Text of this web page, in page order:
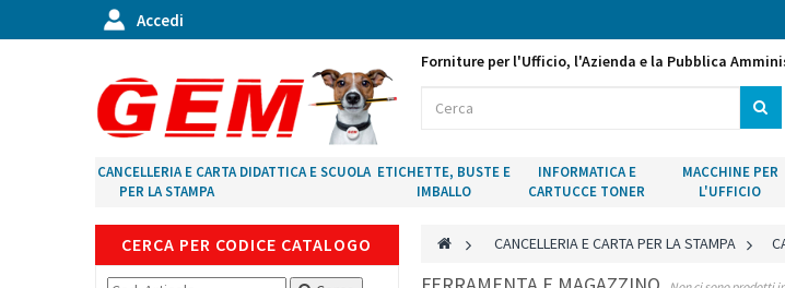
Accedi
Forniture per l'Ufficio, l'Azienda e la Pubblica
CANCELLERIA E CARTA
PER LA STAMPA
DIDATTICA E SCUOLA ETICHETTE, BUSTE E
IMBALLO
INFORMATICA E
CARTUCCE TONER
MACCHINE PER
L'UFFICIO
CERCA PER CODICE CATALOGO > CANCELLERIA E CARTA PER LA STAMPA >